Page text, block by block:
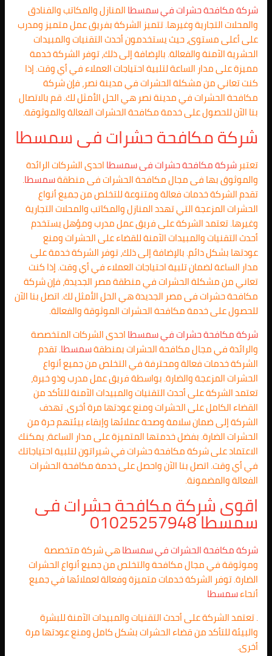
شركة مكافحة حشرات في سمسطاالمنازل والمكاتب والفنادق
والمحلات التجارية وغيرها. تتميز الشركة بفريق عمل متميز ومدرب
على أعلى مستوى، حيث يستخدمون أحدث التقنيات والمبيدات
الحشرية الآمنة والفعالة. بالإضافة إلى ذلك، توفر الشركة خدمة
مميزة على مدار الساعة لتلبية احتياجات العملاء في أي وقت. إذا
كنت تعاني من مشكلة الحشرات في مدينة نصر، فإن شركة
مكافحة الحشرات في مدينة نصر هي الحل الأمثل لك. قم بالاتصال
بنا الآن للحصول على خدمة مكافحة الحشرات الفعالة والموثوقة.
شركة مكافحة حشرات فىسمسطا
تعتبرشركة مكافحة حشرات فىسمسطااحدى الشركات الرائدة
والموثوق بها فى مجال مكافحة الحشرات فى منطقةسمسطا.
تقدم الشركة خدمات فعالة ومتنوعة للتخلص من جميع أنواع
الحشرات المزعجة التي تهدد المنازل والمكاتب والمحلات التجارية
وغيرها. تعتمد الشركة على فريق عمل مدرب ومؤهل يستخدم
أحدث التقنيات والمبيدات الآمنة للقضاء على الحشرات ومنع
عودتها بشكل دائم. بالإضافة إلى ذلك، توفر الشركة خدمة على
مدار الساعة لضمان تلبية احتياجات العملاء في أي وقت. إذا كنت
تعاني من مشكلة الحشرات في منطقة مصر الجديدة، فإن شركة
مكافحة حشرات فى مصر الجديدة هي الحل الأمثل لك. اتصل بنا الآن
للحصول على خدمة مكافحة الحشرات الموثوقة والفعالة.
شركة مكافحة حشرات فيسمسطااحدى الشركات المتخصصة
والرائدة في مجال مكافحة الحشرات بمنطقةسمسطا. تقدم
الشركة خدمات فعالة ومحترفة في التخلص من جميع أنواع
الحشرات المزعجة والضارة. بواسطة فريق عمل مدرب وذو خبرة،
تعتمد الشركة على أحدث التقنيات والمبيدات الآمنة للتأكد من
القضاء الكامل على الحشرات ومنع عودتها مرة أخرى. تهدف
الشركة إلى ضمان سلامة وصحة عملائها وإبقاء بيئتهم حرة من
الحشرات الضارة. بفضل خدمتها المتميزة على مدار الساعة، يمكنك
الاعتماد على شركة مكافحة حشرات في شيراتون لتلبية احتياجاتك
في أي وقت. اتصل بنا الآن واحصل على خدمة مكافحة الحشرات
الفعالة والمضمونة.
اقوى شركة مكافحة حشرات فى
سمسطا 01025257948
شركة مكافحة الحشرات فيسمسطاهي شركة متخصصة
وموثوقة في مجال مكافحة والتخلص من جميع أنواع الحشرات
الضارة. توفر الشركة خدمات متميزة وفعالة لعملائها في جميع
أنحاءسمسطا
. تعتمد الشركة على أحدث التقنيات والمبيدات الآمنة للبشرة
والبيئة للتأكد من قضاء الحشرات بشكل كامل ومنع عودتها مرة
أخرى.